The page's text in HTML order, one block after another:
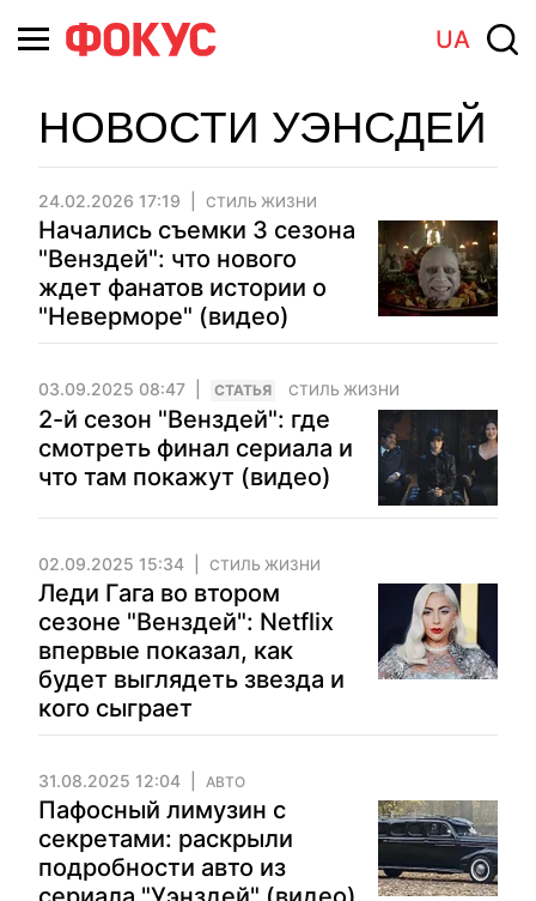
UA
НОВОСТИ УЭНСДЕЙ
24.02.2026 17:19 СТИЛЬ ЖИЗНИ
Начались съемки 3 сезона
"Венздей": что нового
ждет фанатов истории о
"Неверморе" (видео)
03.09.2025 08:47 CТАТЬЯ СТИЛЬ ЖИЗНИ
2-й сезон "Венздей": где
смотреть финал сериала и
что там покажут (видео)
02.09.2025 15:34 СТИЛЬ ЖИЗНИ
Леди Гага во втором
сезоне "Венздей": Netflix
впервые показал, как
будет выглядеть звезда и
кого сыграет
31.08.2025 12:04 АВТО
Пафосный лимузин с
секретами: раскрыли
подробности авто из